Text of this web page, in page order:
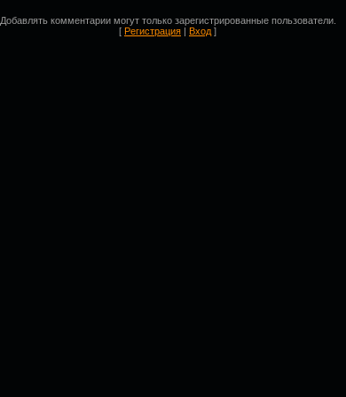
Добавлять комментарии могут только зарегистрированные пользователи.
[ Регистрация | Вход ]